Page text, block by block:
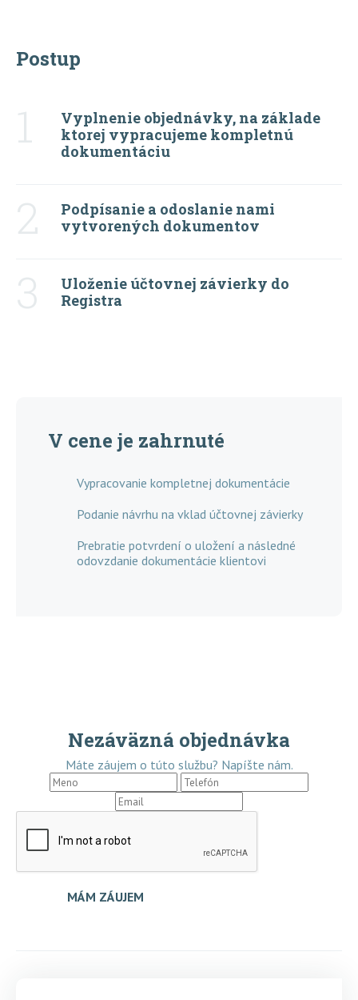
Postup
1
Vyplnenie objednávky, na základe
ktorej vypracujeme kompletnú
dokumentáciu
2
Podpísanie a odoslanie nami
vytvorených dokumentov
3
Uloženie účtovnej závierky do
Registra
V cene je zahrnuté
Vypracovanie kompletnej dokumentácie
Podanie návrhu na vklad účtovnej závierky
Prebratie potvrdení o uložení a následné
odovzdanie dokumentácie klientovi
Nezáväzná objednávka
Máte záujem o túto službu? Napíšte nám.
MÁM ZÁUJEM